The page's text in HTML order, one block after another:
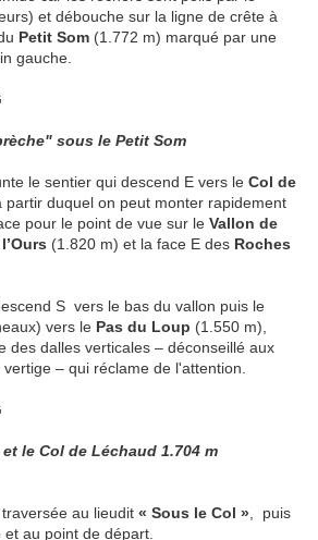
et débouche sur la ligne de crête à
Petit Som (1.772 m) marqué par une
gauche.
sous le Petit Som
le sentier qui descend E vers le Col de
partir duquel on peut monter rapidement
pour le point de vue sur le Vallon de
(1.820 m) et la face E des Roches
S vers le bas du vallon puis le
vers le Pas du Loup (1.550 m),
des dalles verticales – déconseillé aux
– qui réclame de l'attention.
le Col de Léchaud 1.704 m
au lieudit « Sous le Col »
puis
et au point de départ.